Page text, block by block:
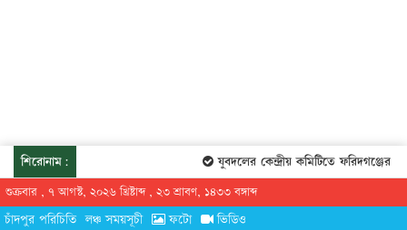
শিরোনাম: যুবদলের কেন্দ্রীয় কমিটিতে ফরিদগঞ্জের
শুক্রবার , ৭ আগস্ট, ২০২৬ খ্রিষ্টাব্দ , ২৩ শ্রাবণ, ১৪৩৩ বঙ্গাব্দ
চাঁদপুর পরিচিতি লঞ্চ সময়সূচী ফটো ভিডিও